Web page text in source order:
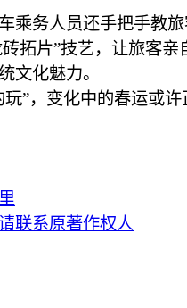
务人员还手把手教旅
拓片”技艺，让旅客亲
文化魅力。
”，变化中的春运或许
联系原著作权人